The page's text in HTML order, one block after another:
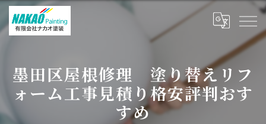
墨田区屋根修理 塗り替えリフ
ォーム工事見積り格安評判おす
すめ